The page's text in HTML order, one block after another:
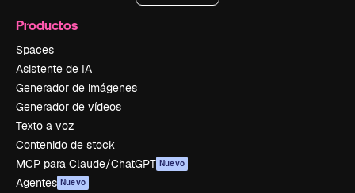
Productos
Spaces
Asistente de IA
Generador de imágenes
Generador de vídeos
Texto a voz
Contenido de stock
MCP para Claude/ChatGPT Nuevo
Agentes Nuevo